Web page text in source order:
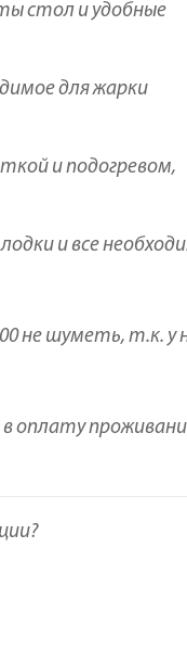
стол и удобные
для жарки
и подогревом,
и все
не шуметь, т.к. у
оплату